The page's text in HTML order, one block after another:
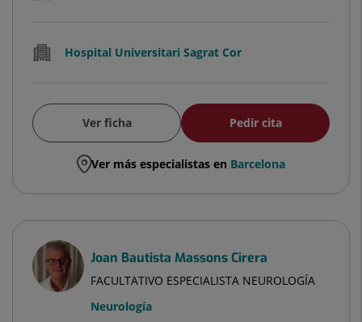
Hospital Universitari Sagrat Cor
Ver ficha Pedir cita
Ver más especialistas en Barcelona
Joan Bautista Massons Cirera
FACULTATIVO ESPECIALISTA NEUROLOGÍA
Neurología